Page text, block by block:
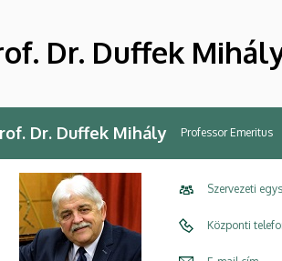
Dr. Duffek
Dr. Duffek Mihály Professor Emeritus
Szervezeti
Központi